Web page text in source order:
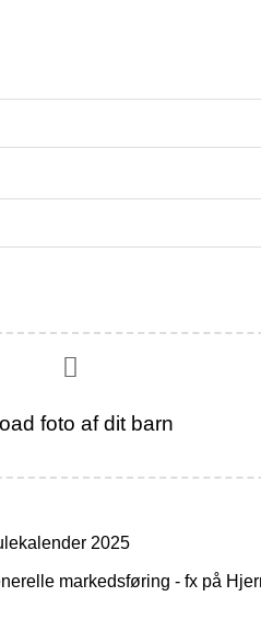
foto af dit barn
2025
markedsføring - fx på